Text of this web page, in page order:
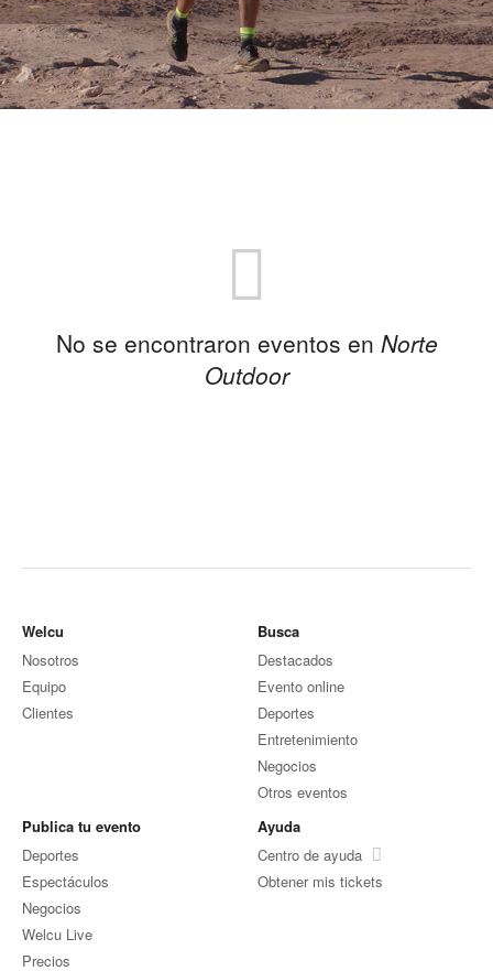
No se encontraron eventos en Norte
Outdoor
Welcu
Nosotros
Equipo
Clientes
Busca
Destacados
Evento online
Deportes
Entretenimiento
Negocios
Otros eventos
Publica tu evento
Deportes
Espectáculos
Negocios
Welcu Live
Precios
Ayuda
Centro de ayuda
Obtener mis tickets